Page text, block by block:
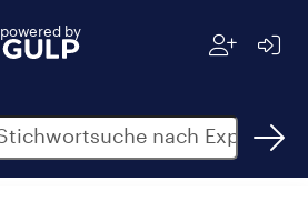
powered by